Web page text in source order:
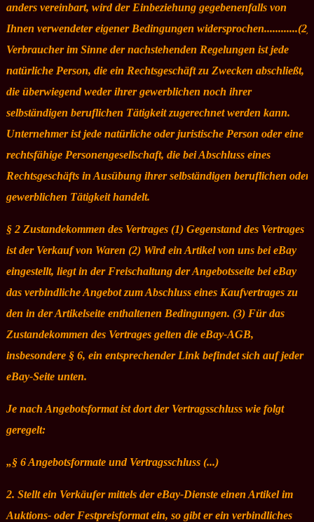
anders vereinbart, wird der Einbeziehung gegebenenfalls von
Ihnen verwendeter eigener Bedingungen widersprochen............(2)
Verbraucher im Sinne der nachstehenden Regelungen ist jede
natürliche Person, die ein Rechtsgeschäft zu Zwecken abschließt,
die überwiegend weder ihrer gewerblichen noch ihrer
selbständigen beruflichen Tätigkeit zugerechnet werden kann.
Unternehmer ist jede natürliche oder juristische Person oder eine
rechtsfähige Personengesellschaft, die bei Abschluss eines
Rechtsgeschäfts in Ausübung ihrer selbständigen beruflichen oder
gewerblichen Tätigkeit handelt.
§ 2 Zustandekommen des Vertrages (1) Gegenstand des Vertrages
ist der Verkauf von Waren (2) Wird ein Artikel von uns bei eBay
eingestellt, liegt in der Freischaltung der Angebotsseite bei eBay
das verbindliche Angebot zum Abschluss eines Kaufvertrages zu
den in der Artikelseite enthaltenen Bedingungen. (3) Für das
Zustandekommen des Vertrages gelten die eBay-AGB,
insbesondere § 6, ein entsprechender Link befindet sich auf jeder
eBay-Seite unten.
Je nach Angebotsformat ist dort der Vertragsschluss wie folgt
geregelt:
„§ 6 Angebotsformate und Vertragsschluss (...)
2. Stellt ein Verkäufer mittels der eBay-Dienste einen Artikel im
Auktions- oder Festpreisformat ein, so gibt er ein verbindliches